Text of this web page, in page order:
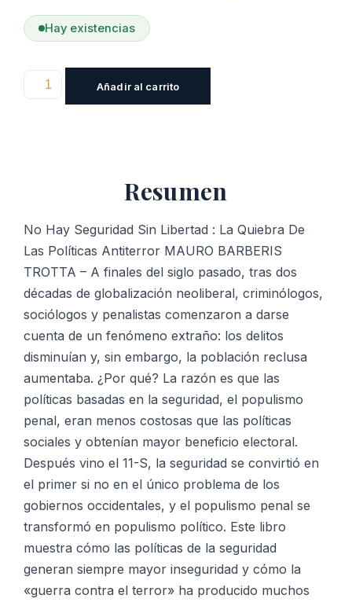
Hay existencias
Quiebra
De
Las
Políticas
Antiterror
cantidad
Añadir al carrito
Resumen
No Hay Seguridad Sin Libertad : La Quiebra De
Las Políticas Antiterror MAURO BARBERIS
TROTTA – A finales del siglo pasado, tras dos
décadas de globalización neoliberal, criminólogos,
sociólogos y penalistas comenzaron a darse
cuenta de un fenómeno extraño: los delitos
disminuían y, sin embargo, la población reclusa
aumentaba. ¿Por qué? La razón es que las
políticas basadas en la seguridad, el populismo
penal, eran menos costosas que las políticas
sociales y obtenían mayor beneficio electoral.
Después vino el 11-S, la seguridad se convirtió en
el primer si no en el único problema de los
gobiernos occidentales, y el populismo penal se
transformó en populismo político. Este libro
muestra cómo las políticas de la seguridad
generan siempre mayor inseguridad y cómo la
«guerra contra el terror» ha producido muchos